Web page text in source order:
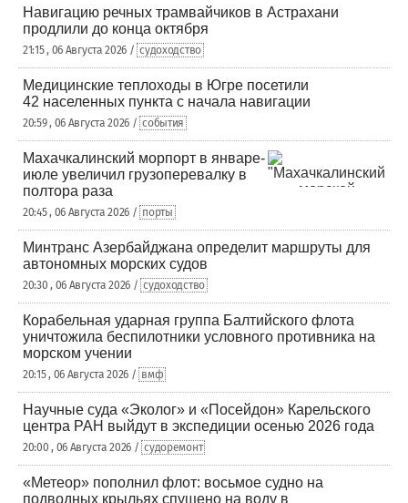
Навигацию речных трамвайчиков в Астрахани
продлили до конца октября
21:15 , 06 Августа 2026 / судоходство
Медицинские теплоходы в Югре посетили
42 населенных пункта с начала навигации
20:59 , 06 Августа 2026 / события
Махачкалинский морпорт в январе-
июле увеличил грузоперевалку в
полтора раза
20:45 , 06 Августа 2026 / порты
Минтранс Азербайджана определит маршруты для
автономных морских судов
20:30 , 06 Августа 2026 / судоходство
Корабельная ударная группа Балтийского флота
уничтожила беспилотники условного противника на
морском учении
20:15 , 06 Августа 2026 / вмф
Научные суда «Эколог» и «Посейдон» Карельского
центра РАН выйдут в экспедиции осенью 2026 года
20:00 , 06 Августа 2026 / судоремонт
«Метеор» пополнил флот: восьмое судно на
подводных крыльях спущено на воду в